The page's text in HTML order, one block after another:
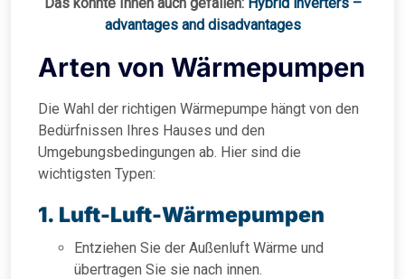
advantages and disadvantages
Arten von Wärmepumpen
Die Wahl der richtigen Wärmepumpe hängt von den
Bedürfnissen Ihres Hauses und den
Umgebungsbedingungen ab. Hier sind die
wichtigsten Typen:
1. Luft-Luft-Wärmepumpen
Entziehen Sie der Außenluft Wärme und
übertragen Sie sie nach innen.